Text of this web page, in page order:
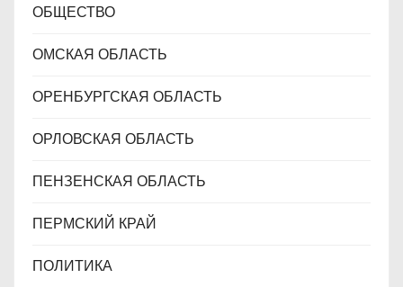
ОБЩЕСТВО
ОМСКАЯ ОБЛАСТЬ
ОРЕНБУРГСКАЯ ОБЛАСТЬ
ОРЛОВСКАЯ ОБЛАСТЬ
ПЕНЗЕНСКАЯ ОБЛАСТЬ
ПЕРМСКИЙ КРАЙ
ПОЛИТИКА